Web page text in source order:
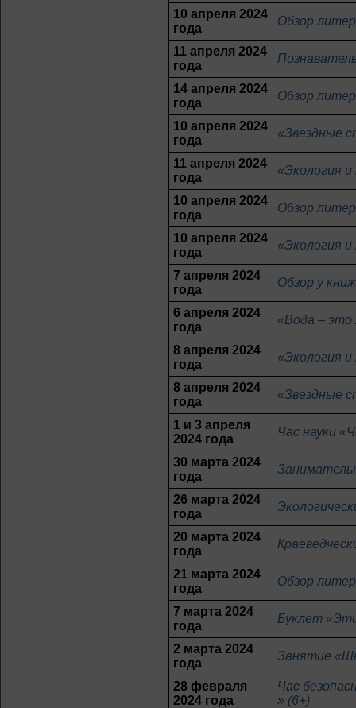
10 апреля 2024
года
Обзор
11 апреля 2024
года
14 апреля 2024
года
Обзор
10 апреля 2024
года
«Звездные
11 апреля 2024
года
«Экология и
10 апреля 2024
года
Обзор
10 апреля 2024
года
«Экология и
7 апреля 2024
года
Обзор у
6 апреля 2024
года
«Вода – это
8 апреля 2024
года
«Экология и
8 апреля 2024
года
«Звездные
1 и 3 апреля
2024 года
Час науки
30 марта 2024
года
26 марта 2024
года
20 марта 2024
года
21 марта 2024
года
Обзор
7 марта 2024
года
Буклет
2 марта 2024
года
Занятие
28 февраля
2024 года
Час
» (6+)